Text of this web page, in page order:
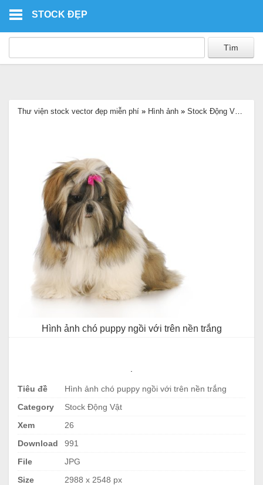
STOCK ĐẸP
Thư viện stock vector đẹp miễn phí » Hình ảnh » Stock Động Vật »
Hình ảnh chó puppy ngồi với trên nền trắng
Tiêu đề
Hình ảnh chó puppy ngồi với trên nền trắng
Category
Stock Động Vật
Xem
26
Download
991
File
JPG
Size
2988 x 2548 px